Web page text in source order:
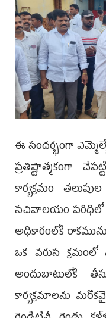
ఈ సందర్భంగా
ప్రతిష్టాత్మకంగా
కార్యక్రమం
సచివాలయం పరిధిలో
అధికారంలోకి
ఒక వరుస క్రమంలో
అందుబాటులోకి
కార్యక్రమాలను